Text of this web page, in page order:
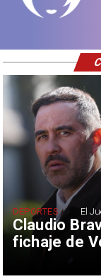
Claudio
fichaje de
DEPORTES El